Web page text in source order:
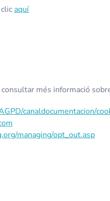
aquí
més informació
canaldocumentacion/
managing/opt_out.asp